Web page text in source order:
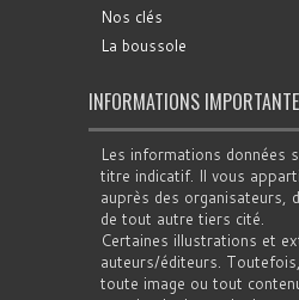
Nos clés
La boussole
INFORMATIONS
Les informations données
titre indicatif. Il vous
auprès des organisateurs,
de tout autre tiers cité.
Certaines illustrations et
auteurs/éditeurs.
toute image ou tout